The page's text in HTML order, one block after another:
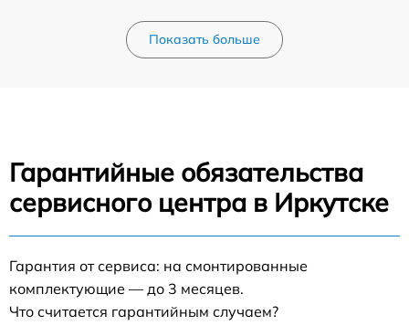
Показать больше
Гарантийные обязательства
сервисного центра в Иркутске
Гарантия от сервиса: на смонтированные
комплектующие — до 3 месяцев.
Что считается гарантийным случаем?